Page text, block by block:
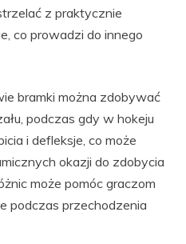
z praktycznie
co prowadzi do innego
bramki można zdobywać
podczas gdy w hokeju
i defleksje, co może
okazji do zdobycia
może pomóc graczom
podczas przechodzenia